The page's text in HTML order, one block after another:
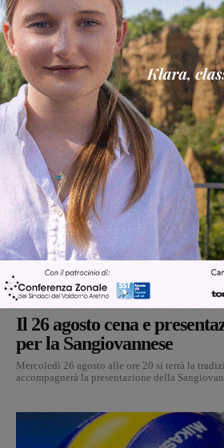
Ultime Notizie
San Giovanni Valdarno Michele Bossini
Il 26 agosto cena e
per la Sangiovannese
Mercoledì 26 agosto alle ore 20 si terrà la
accompagnerà la presentazione della